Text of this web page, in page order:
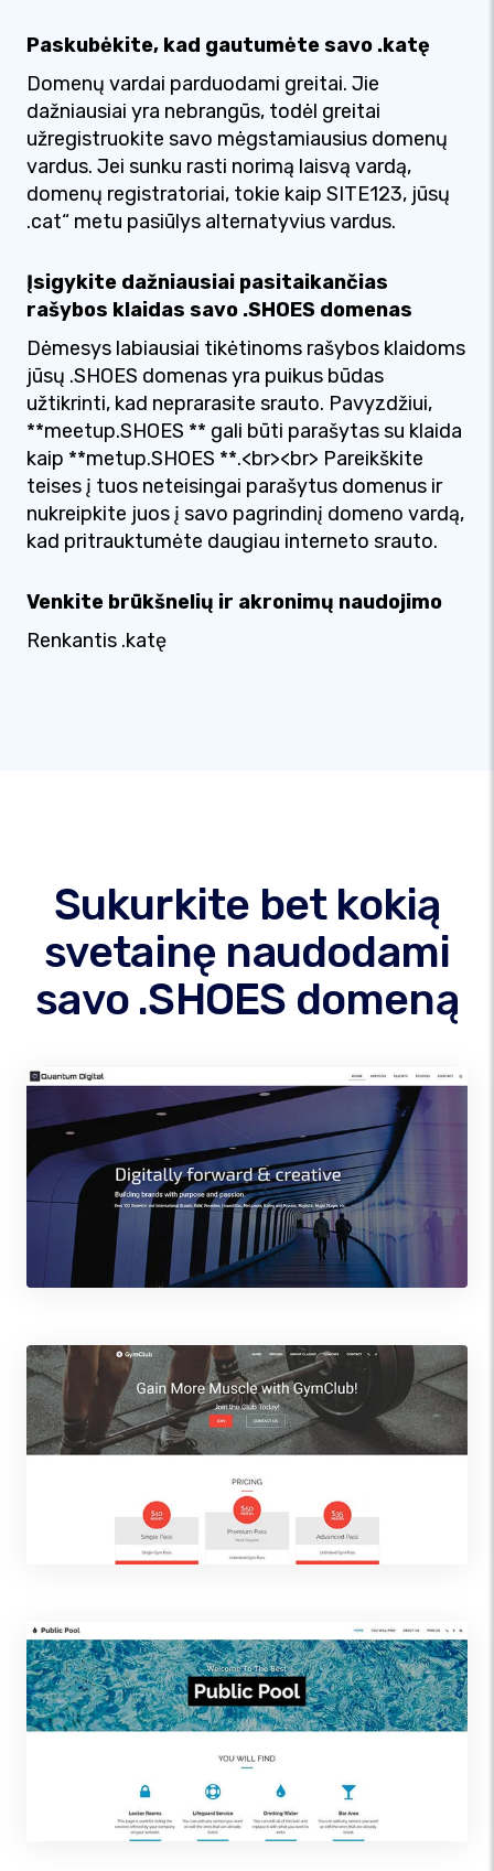
Paskubėkite, kad gautumėte savo .katę
Domenų vardai parduodami greitai. Jie
dažniausiai yra nebrangūs, todėl greitai
užregistruokite savo mėgstamiausius domenų
vardus. Jei sunku rasti norimą laisvą vardą,
domenų registratoriai, tokie kaip SITE123, jūsų
.cat“ metu pasiūlys alternatyvius vardus.
Įsigykite dažniausiai pasitaikančias
rašybos klaidas savo .SHOES domenas
Dėmesys labiausiai tikėtinoms rašybos klaidoms
jūsų .SHOES domenas yra puikus būdas
užtikrinti, kad neprarasite srauto. Pavyzdžiui,
**meetup.SHOES ** gali būti parašytas su klaida
kaip **metup.SHOES **.<br><br> Pareikškite
teises į tuos neteisingai parašytus domenus ir
nukreipkite juos į savo pagrindinį domeno vardą,
kad pritrauktumėte daugiau interneto srauto.
Venkite brūkšnelių ir akronimų naudojimo
Renkantis .katę
Sukurkite bet kokią
svetainę naudodami
savo .SHOES domeną